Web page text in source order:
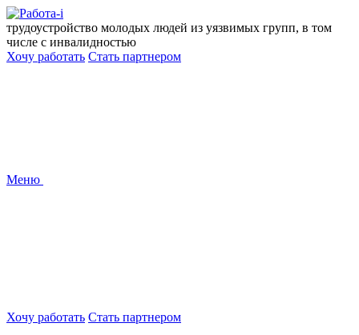
Перейти
к
содержанию
трудоустройство молодых людей из уязвимых групп, в том
числе с инвалидностью
Хочу работать Стать партнером
Меню
Хочу работать Стать партнером